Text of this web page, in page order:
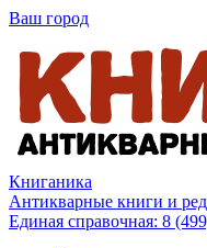
Ваш город
Книганика
Антикварные книги и
Единая справочная: 8